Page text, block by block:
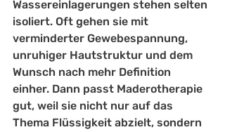
Wassereinlagerungen stehen selten
isoliert. Oft gehen sie mit
verminderter Gewebespannung,
unruhiger Hautstruktur und dem
Wunsch nach mehr Definition
einher. Dann passt Maderotherapie
gut, weil sie nicht nur auf das
Thema Flüssigkeit abzielt, sondern